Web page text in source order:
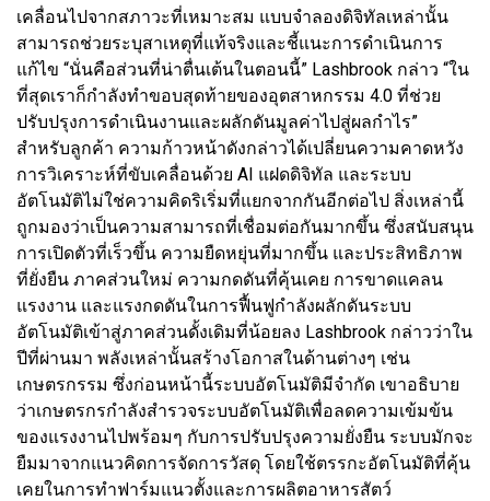
เคลื่อนไปจากสภาวะที่เหมาะสม แบบจำลองดิจิทัลเหล่านั้น
สามารถช่วยระบุสาเหตุที่แท้จริงและชี้แนะการดำเนินการ
แก้ไข “นั่นคือส่วนที่น่าตื่นเต้นในตอนนี้” Lashbrook กล่าว “ใน
ที่สุดเราก็กำลังทำขอบสุดท้ายของอุตสาหกรรม 4.0 ที่ช่วย
ปรับปรุงการดำเนินงานและผลักดันมูลค่าไปสู่ผลกำไร”
สำหรับลูกค้า ความก้าวหน้าดังกล่าวได้เปลี่ยนความคาดหวัง
การวิเคราะห์ที่ขับเคลื่อนด้วย AI แฝดดิจิทัล และระบบ
อัตโนมัติไม่ใช่ความคิดริเริ่มที่แยกจากกันอีกต่อไป สิ่งเหล่านี้
ถูกมองว่าเป็นความสามารถที่เชื่อมต่อกันมากขึ้น ซึ่งสนับสนุน
การเปิดตัวที่เร็วขึ้น ความยืดหยุ่นที่มากขึ้น และประสิทธิภาพ
ที่ยั่งยืน ภาคส่วนใหม่ ความกดดันที่คุ้นเคย การขาดแคลน
แรงงาน และแรงกดดันในการฟื้นฟูกำลังผลักดันระบบ
อัตโนมัติเข้าสู่ภาคส่วนดั้งเดิมที่น้อยลง Lashbrook กล่าวว่าใน
ปีที่ผ่านมา พลังเหล่านั้นสร้างโอกาสในด้านต่างๆ เช่น
เกษตรกรรม ซึ่งก่อนหน้านี้ระบบอัตโนมัติมีจำกัด เขาอธิบาย
ว่าเกษตรกรกำลังสำรวจระบบอัตโนมัติเพื่อลดความเข้มข้น
ของแรงงานไปพร้อมๆ กับการปรับปรุงความยั่งยืน ระบบมักจะ
ยืมมาจากแนวคิดการจัดการวัสดุ โดยใช้ตรรกะอัตโนมัติที่คุ้น
เคยในการทำฟาร์มแนวตั้งและการผลิตอาหารสัตว์